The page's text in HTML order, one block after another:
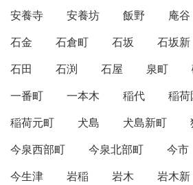
安養寺
安養坊 飯野 庵谷
石金
石倉町 石坂 石坂新
石田
石渕 石屋 泉町
一番町
一本木 稲代 稲
稲荷元町
犬島 犬島新町
今泉西部町
今泉北部町 今市
今生津
岩稲 岩木 岩木新